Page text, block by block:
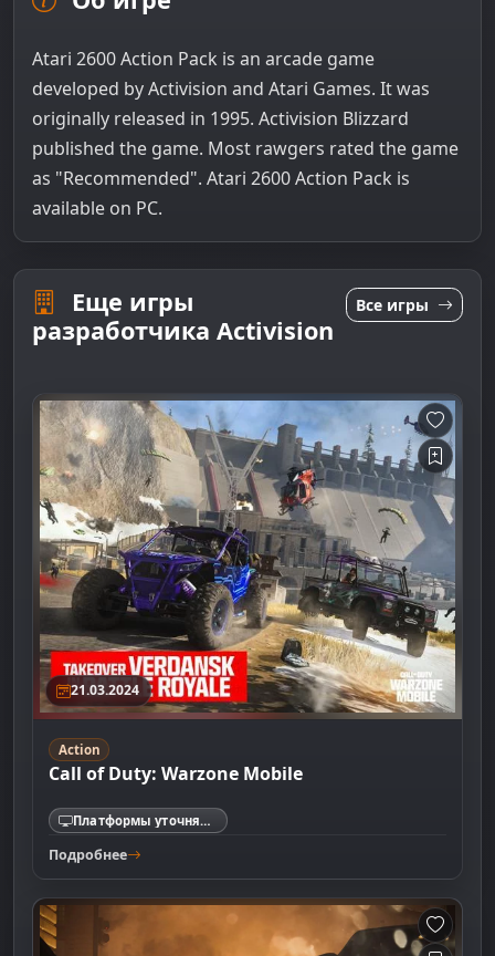
Atari 2600 Action Pack is an arcade game
developed by Activision and Atari Games. It was
originally released in 1995. Activision Blizzard
published the game. Most rawgers rated the game
as "Recommended". Atari 2600 Action Pack is
available on PC.
Еще игры
разработчика Activision
Все игры
21.03.2024
Action
Call of Duty: Warzone Mobile
Платформы уточняются
Подробнее